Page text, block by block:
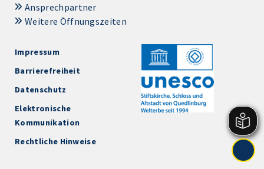
Ansprechpartner
Weitere Öffnungszeiten
Impressum
Barrierefreiheit
Datenschutz
Elektronische
Kommunikation
Rechtliche Hinweise